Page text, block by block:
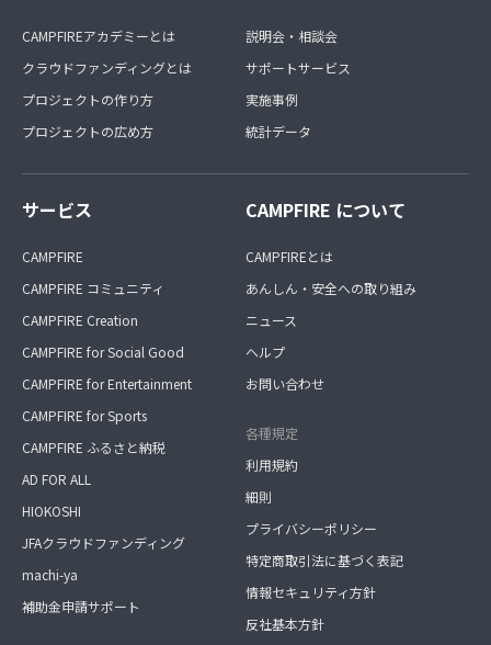
CAMPFIREアカデミーとは
クラウドファンディングとは
プロジェクトの作り方
プロジェクトの広め方
説明会・相談会
サポートサービス
実施事例
統計データ
サービス
CAMPFIRE
CAMPFIRE コミュニティ
CAMPFIRE Creation
CAMPFIRE for Social Good
CAMPFIRE for Entertainment
CAMPFIRE for Sports
CAMPFIRE ふるさと納税
AD FOR ALL
HIOKOSHI
JFAクラウドファンディング
machi-ya
補助金申請サポート
CAMPFIRE について
CAMPFIREとは
あんしん・安全への取り組み
ニュース
ヘルプ
お問い合わせ
各種規定
利用規約
細則
プライバシーポリシー
特定商取引法に基づく表記
情報セキュリティ方針
反社基本方針